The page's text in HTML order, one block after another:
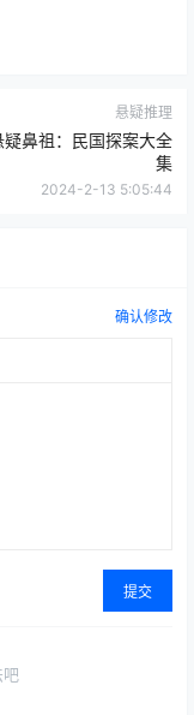
悬疑推理
疑鼻祖：民国探案大全
集
2024-2-13 5:05:44
确认修改
提交